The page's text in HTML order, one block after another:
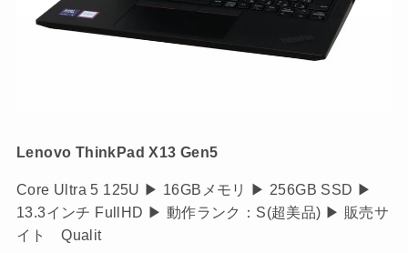
Lenovo ThinkPad X13 Gen5
Core Ultra 5 125U ▶ 16GBメモリ ▶ 256GB SSD ▶
13.3インチ FullHD ▶ 動作ランク：S(超美品) ▶ 販売サ
イト Qualit